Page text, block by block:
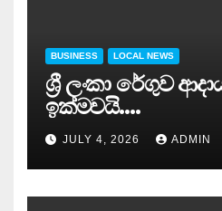
BUSINESS LOCAL NEWS
ශ්‍රී ලංකා රේගුව
ඉක්මවයි….
JULY 4, 2026 ADMIN